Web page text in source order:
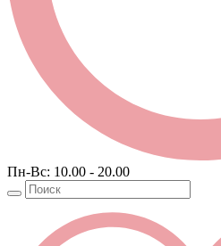
Пн-Вс: 10.00 - 20.00